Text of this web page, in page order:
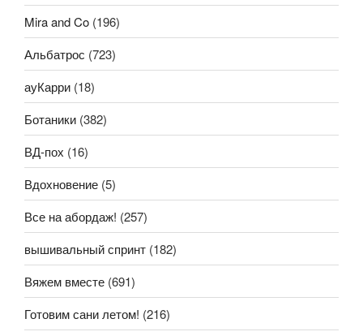
Mira and Co (196)
Альбатрос (723)
ауКарри (18)
Ботаники (382)
ВД-пох (16)
Вдохновение (5)
Все на абордаж! (257)
вышивальный спринт (182)
Вяжем вместе (691)
Готовим сани летом! (216)